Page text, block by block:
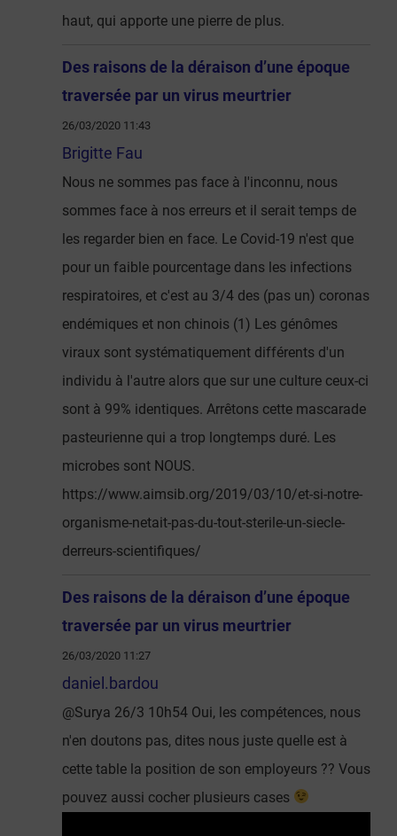
haut, qui apporte une pierre de plus.
Des raisons de la déraison d’une époque
traversée par un virus meurtrier
26/03/2020 11:43
Brigitte Fau
Nous ne sommes pas face à l'inconnu, nous
sommes face à nos erreurs et il serait temps de
les regarder bien en face. Le Covid-19 n'est que
pour un faible pourcentage dans les infections
respiratoires, et c'est au 3/4 des (pas un) coronas
endémiques et non chinois (1) Les génômes
viraux sont systématiquement différents d'un
individu à l'autre alors que sur une culture ceux-ci
sont à 99% identiques. Arrêtons cette mascarade
pasteurienne qui a trop longtemps duré. Les
microbes sont NOUS.
https://www.aimsib.org/2019/03/10/et-si-notre-
organisme-netait-pas-du-tout-sterile-un-siecle-
derreurs-scientifiques/
Des raisons de la déraison d’une époque
traversée par un virus meurtrier
26/03/2020 11:27
daniel.bardou
@Surya 26/3 10h54 Oui, les compétences, nous
n'en doutons pas, dites nous juste quelle est à
cette table la position de son employeurs ?? Vous
pouvez aussi cocher plusieurs cases